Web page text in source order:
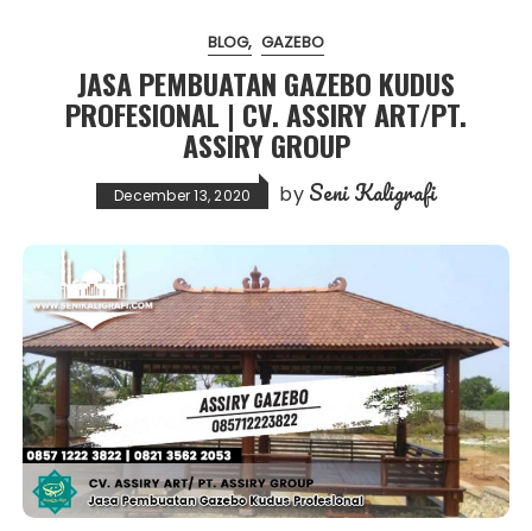
BLOG GAZEBO
JASA PEMBUATAN GAZEBO KUDUS
PROFESIONAL | CV. ASSIRY ART/PT.
ASSIRY GROUP
December 13, 2020 by Seni Kaligrafi